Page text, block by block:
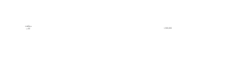
1,900,000
مشاهده
کتاب